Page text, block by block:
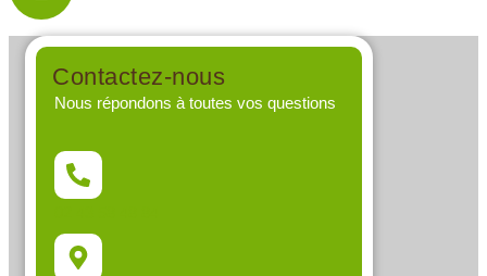
Contactez-nous
Nous répondons à toutes vos questions